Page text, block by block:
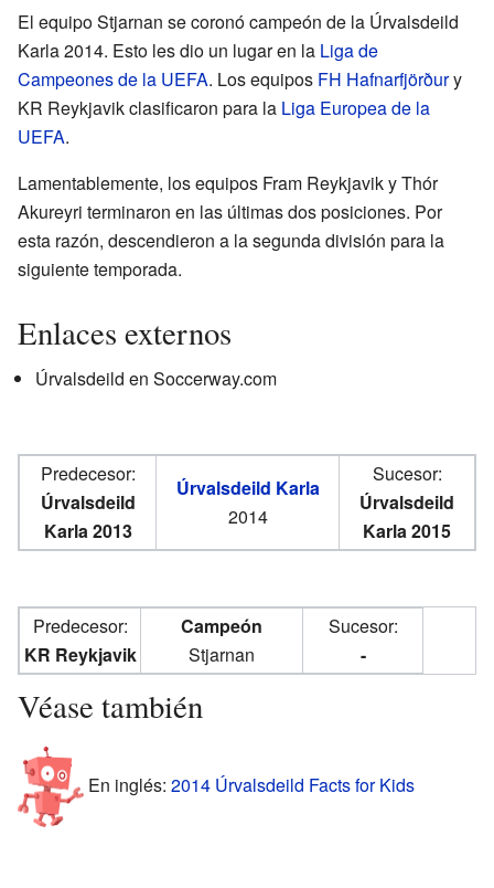
El equipo Stjarnan se coronó campeón de la Úrvalsdeild
Karla 2014. Esto les dio un lugar en la Liga de
Campeones de la UEFA. Los equipos FH Hafnarfjörðury
KR Reykjavik clasificaron para la Liga Europea de la
UEFA.
Lamentablemente, los equipos Fram Reykjavik y Thór
Akureyri terminaron en las últimas dos posiciones. Por
esta razón, descendieron a la segunda división para la
siguiente temporada.
Enlaces externos
Úrvalsdeild en Soccerway.com
Predecesor:
Úrvalsdeild
Karla 2013
Úrvalsdeild Karla
2014
Sucesor:
Úrvalsdeild
Karla 2015
Predecesor:
KR Reykjavik
Campeón
Stjarnan
Sucesor:
-
Véase también
En inglés: 2014 Úrvalsdeild Facts for Kids